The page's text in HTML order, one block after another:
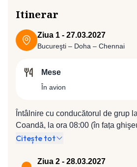
Itinerar
Ziua 1 - 27.03.2027
Bucureşti – Doha – Chennai
Mese
În avion
Întâlnire cu conducătorul de grup
Coandă, la ora 08:00 (în fața
companiei Qatar Airways). Plecare
de unde se va zbura spre Chennai
Citește tot
Ziua 2 - 28.03.2027